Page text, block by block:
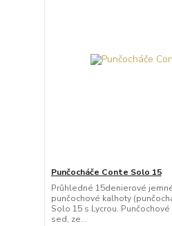
Punčocháče Conte Solo 15
Průhledné 15denierové
punčochové kalhoty
Solo 15 s Lycrou.
sed, ze...